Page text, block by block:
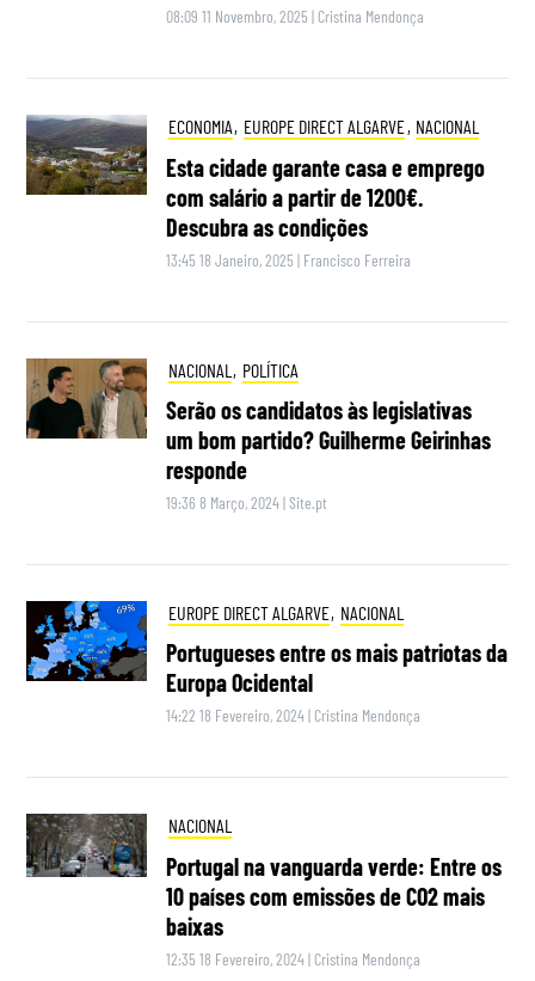
08:09 11 Novembro, 2025 | Cristina Mendonça
ECONOMIA, EUROPE DIRECT ALGARVE, NACIONAL
Esta cidade garante casa e emprego
com salário a partir de 1200€.
Descubra as condições
13:45 18 Janeiro, 2025 | Francisco Ferreira
NACIONAL , POLÍTICA
Serão os candidatos às legislativas
um bom partido? Guilherme Geirinhas
responde
19:36 8 Março, 2024|Site.pt
EUROPE DIRECT ALGARVE, NACIONAL
Portugueses entre os mais patriotas da
Europa Ocidental
14:22 18 Fevereiro, 2024| Cristina Mendonça
NACIONAL
Portugal na vanguarda verde: Entre os
10 países com emissões de CO2 mais
baixas
12:35 18 Fevereiro, 2024| Cristina Mendonça